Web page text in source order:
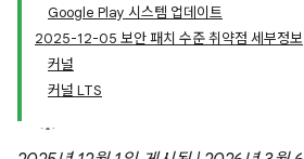
Google Play 시스템 업데이트
2025-12-05 보안 패치 수준 취약점 세부정보
커널
커널 LTS